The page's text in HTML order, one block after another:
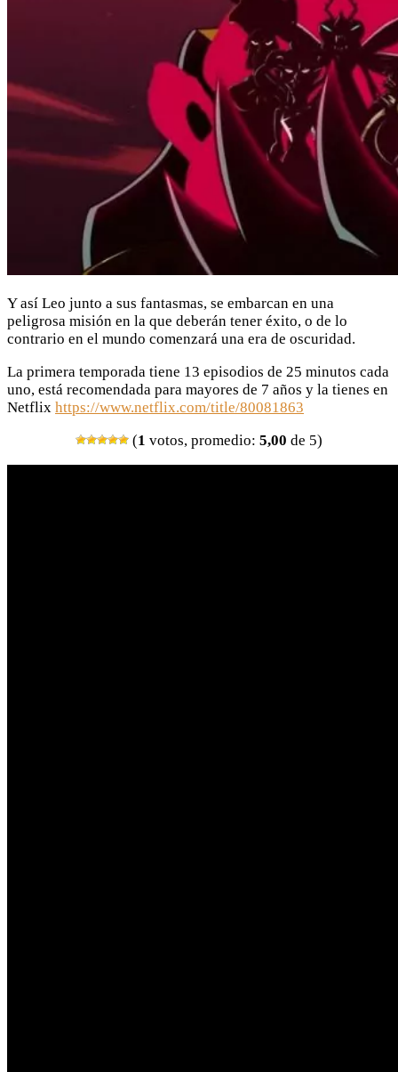
Y así Leo junto a sus fantasmas, se embarcan en una
peligrosa misión en la que deberán tener éxito, o de lo
contrario en el mundo comenzará una era de oscuridad.
La primera temporada tiene 13 episodios de 25 minutos cada
uno, está recomendada para mayores de 7 años y la tienes en
Netflix https://www.netflix.com/title/80081863
(1 votos, promedio: 5,00 de 5)